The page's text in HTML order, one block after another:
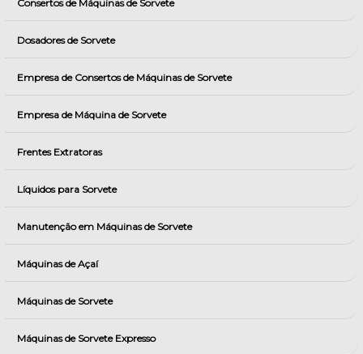
Consertos de Máquinas de Sorvete
Dosadores de Sorvete
Empresa de Consertos de Máquinas de Sorvete
Empresa de Máquina de Sorvete
Frentes Extratoras
Líquidos para Sorvete
Manutenção em Máquinas de Sorvete
Máquinas de Açaí
Máquinas de Sorvete
Máquinas de Sorvete Expresso